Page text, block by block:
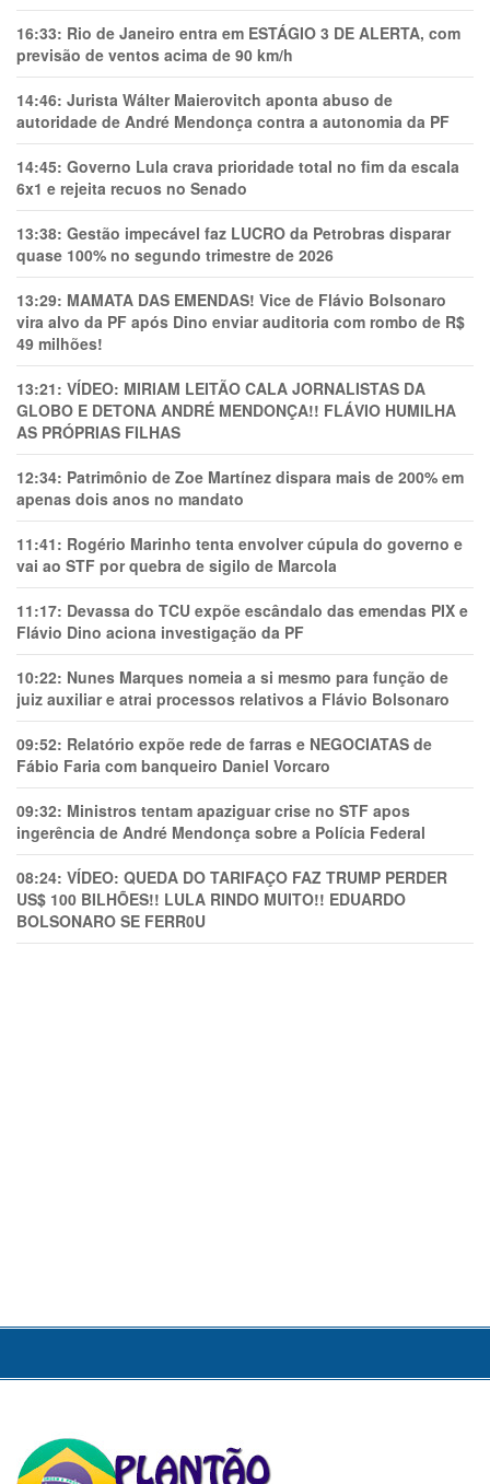
16:33: Rio de Janeiro entra em ESTÁGIO 3 DE ALERTA, com
previsão de ventos acima de 90 km/h
14:46: Jurista Wálter Maierovitch aponta abuso de
autoridade de André Mendonça contra a autonomia da PF
14:45: Governo Lula crava prioridade total no fim da escala
6x1 e rejeita recuos no Senado
13:38: Gestão impecável faz LUCRO da Petrobras disparar
quase 100% no segundo trimestre de 2026
13:29: MAMATA DAS EMENDAS! Vice de Flávio Bolsonaro
vira alvo da PF após Dino enviar auditoria com rombo de R$
49 milhões!
13:21: VÍDEO: MIRIAM LEITÃO CALA JORNALISTAS DA
GLOBO E DETONA ANDRÉ MENDONÇA!! FLÁVIO HUMILHA
AS PRÓPRIAS FILHAS
12:34: Patrimônio de Zoe Martínez dispara mais de 200% em
apenas dois anos no mandato
11:41: Rogério Marinho tenta envolver cúpula do governo e
vai ao STF por quebra de sigilo de Marcola
11:17: Devassa do TCU expõe escândalo das emendas PIX e
Flávio Dino aciona investigação da PF
10:22: Nunes Marques nomeia a si mesmo para função de
juiz auxiliar e atrai processos relativos a Flávio Bolsonaro
09:52: Relatório expõe rede de farras e NEGOCIATAS de
Fábio Faria com banqueiro Daniel Vorcaro
09:32: Ministros tentam apaziguar crise no STF apos
ingerência de André Mendonça sobre a Polícia Federal
08:24: VÍDEO: QUEDA DO TARIFAÇO FAZ TRUMP PERDER
US$ 100 BILHÕES!! LULA RINDO MUITO!! EDUARDO
BOLSONARO SE FERR0U